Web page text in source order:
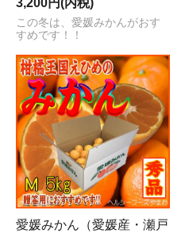
3,200円(内税)
この冬は、愛媛みかんがおす
すめです！！
愛媛みかん（愛媛産・瀬戸